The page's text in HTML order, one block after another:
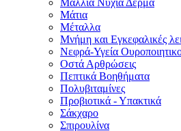
Μαλλιά Νύχια Δέρμα
Μάτια
Μέταλλα
Μνήμη και Εγκεφαλικές
Νεφρά-Υγεία
Οστά Αρθρώσεις
Πεπτικά Βοηθήματα
Πολυβιταμίνες
Προβιοτικά - Υπακτικά
Σάκχαρο
Σπιρουλίνα